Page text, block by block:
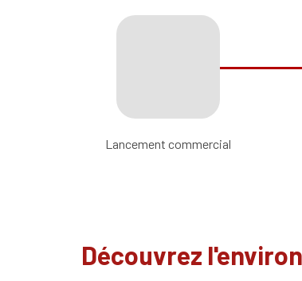
Lancement commercial
Découvrez